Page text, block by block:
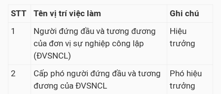
STT Tên vị trí việc làm
Ghi chú
1
Người đứng đầu và tương đương
của đơn vị sự nghiệp công lập
(ĐVSNCL)
Hiệu
trưởng
2
Cấp phó người đứng đầu và tương
đương của ĐVSNCL
Phó hiệu
trưởng